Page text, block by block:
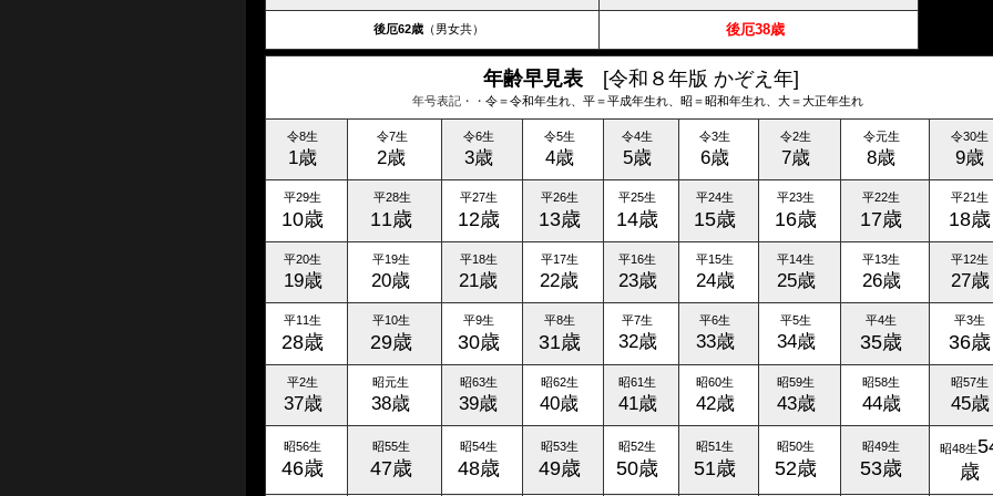
後厄62歳（男女共） 後厄38歳
年齢早見表[令和８年版 かぞえ年]
年号表記・・ 令＝令和年生れ、平＝平成年生れ、昭＝昭和年生れ、大＝大正年生れ
令8生
1歳
令7生
2歳
令6生
3歳
令5生
4歳
令4生
5歳
令3生
6歳
令2生
7歳
令元生
8歳
令30生
9歳
平29生
10歳
平28生
11歳
平27生
12歳
平26生
13歳
平25生
14歳
平24生
15歳
平23生
16歳
平22生
17歳
平21生
18歳
平20生
19歳
平19生
20歳
平18生
21歳
平17生
22歳
平16生
23歳
平15生
24歳
平14生
25歳
平13生
26歳
平12生
27歳
平11生
28歳
平10生
29歳
平9生
30歳
平8生
31歳
平7生
32歳
平6生
33歳
平5生
34歳
平4生
35歳
平3生
36歳
平2生
37歳
昭元生
38歳
昭63生
39歳
昭62生
40歳
昭61生
41歳
昭60生
42歳
昭59生
43歳
昭58生
44歳
昭57生
45歳
昭56生
46歳
昭55生
47歳
昭54生
48歳
昭53生
49歳
昭52生
50歳
昭51生
51歳
昭50生
52歳
昭49生
53歳
昭48生
歳